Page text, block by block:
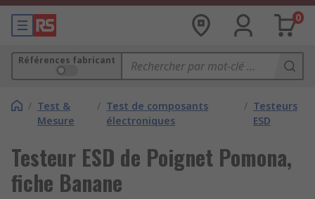
0
Références fabricant
/ Test &
Mesure
/ Test de composants
électroniques
/ Testeurs
ESD
Testeur ESD de Poignet Pomona,
fiche Banane